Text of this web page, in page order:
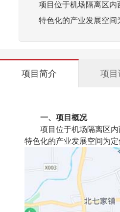
项目位于机场隔离区
特色化的产业发展空
项目简介 项
一、项目概况
项目位于机场隔离区
特色化的产业发展空间为